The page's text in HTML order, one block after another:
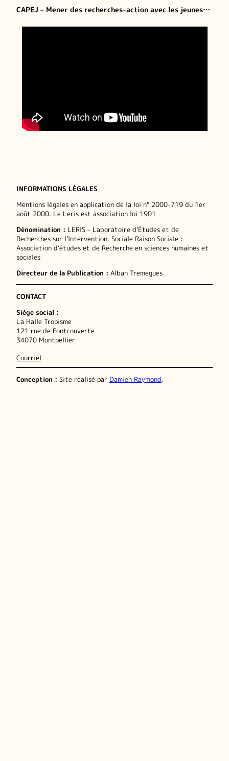
CAPEJ – Mener des recherches-action avec les jeunes…
INFORMATIONS LÉGALES
Mentions légales en application de la loi n° 2000-719 du 1er
août 2000. Le Leris est association loi 1901
Dénomination : LERIS – Laboratoire d’Études et de
Recherches sur l’Intervention. Sociale Raison Sociale :
Association d’études et de Recherche en sciences humaines et
sociales
Directeur de la Publication : Alban Tremegues
CONTACT
Siège social :
La Halle Tropisme
121 rue de Fontcouverte
34070 Montpellier
Courriel
Conception : Site réalisé par Damien Raymond.